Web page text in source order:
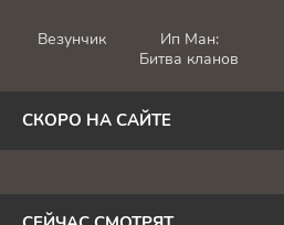
Везунчик
Ип Ман:
Битва кланов
СКОРО НА САЙТЕ